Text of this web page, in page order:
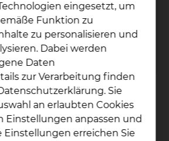
+49 531 595 1050
+49 531 595 1066
E-Mail kontaktieren
mehr
eingesetzt, um
Funktion zu
zu personalisieren und
Dabei werden
Daten
zur Verarbeitung finden
Sie
an erlaubten Cookies
Einstellungen anpassen und
Einstellungen erreichen Sie